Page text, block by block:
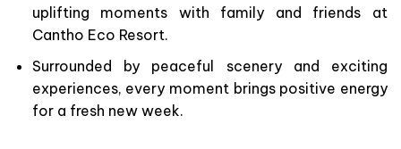
uplifting moments with family and friends at
Cantho Eco Resort.
Surrounded by peaceful scenery and exciting
experiences, every moment brings positive energy
for a fresh new week.